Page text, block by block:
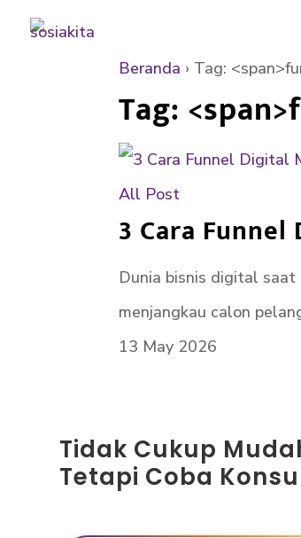
Beranda › Tag:
Tag:
All Post
3 Cara
Dunia bisnis digital
menjangkau calon
13 May 2026
Tidak Cukup
Tetapi Coba